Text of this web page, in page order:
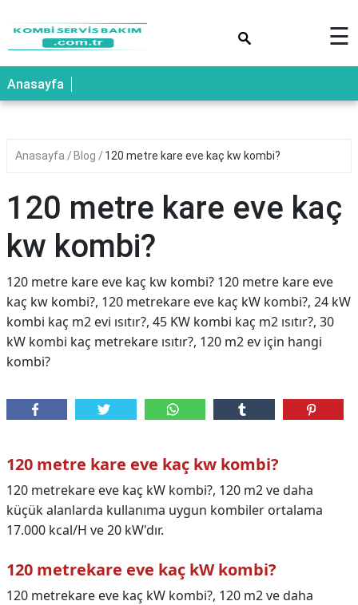
☰
Anasayfa
Anasayfa Blog 120 metre kare eve kaç kw kombi?
120 metre kare eve kaç
kw kombi?
120 metre kare eve kaç kw kombi? 120 metre kare eve
kaç kw kombi?, 120 metrekare eve kaç kW kombi?, 24 kW
kombi kaç m2 evi ısıtır?, 45 KW kombi kaç m2 ısıtır?, 30
kW kombi kaç metrekare ısıtır?, 120 m2 ev için hangi
kombi?
120 metre kare eve kaç kw kombi?
120 metrekare eve kaç kW kombi?, 120 m2 ve daha
küçük alanlarda kullanıma uygun kombiler ortalama
17.000 kcal/H ve 20 kW'dır.
120 metrekare eve kaç kW kombi?
120 metrekare eve kaç kW kombi?, 120 m2 ve daha